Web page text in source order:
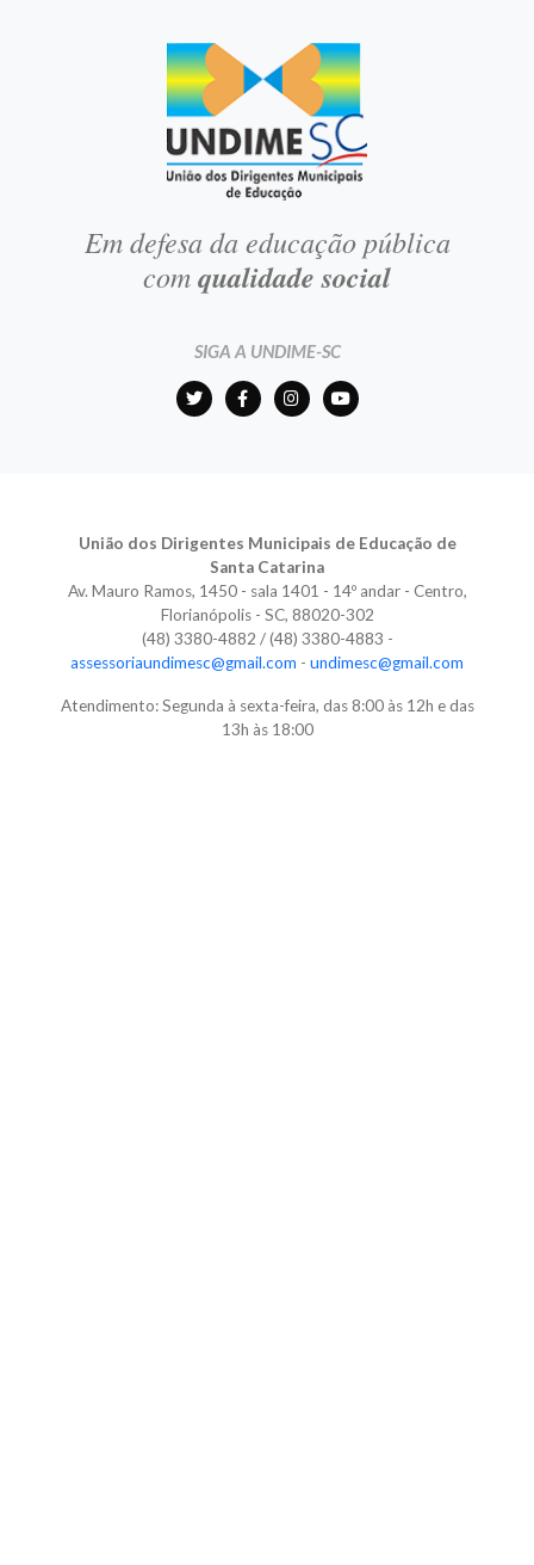
Em defesa da educação pública
comqualidade social
SIGA A UNDIME-SC
União dos Dirigentes Municipais de Educação de
Santa Catarina
Av. Mauro Ramos, 1450 - sala 1401 - 14º andar - Centro,
Florianópolis - SC, 88020-302
(48) 3380-4882 / (48) 3380-4883 -
assessoriaundimesc@gmail.com - undimesc@gmail.com
Atendimento: Segunda à sexta-feira, das 8:00 às 12h e das
13h às 18:00